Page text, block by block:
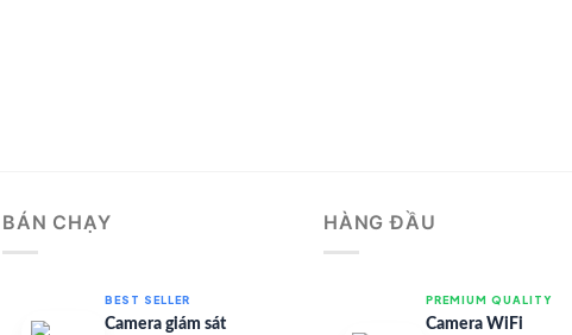
BÁN CHẠY
BEST SELLER
Camera giám sát
HÀNG ĐẦU
PREMIUM QUALITY
Camera WiFi